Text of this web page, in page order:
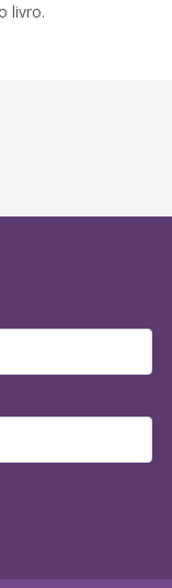
livro.